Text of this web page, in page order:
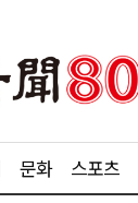
문화 스포츠